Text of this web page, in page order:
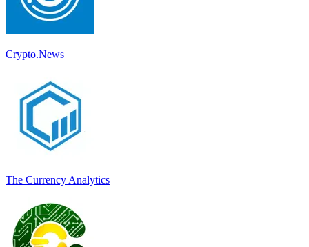
Crypto.News
The Currency Analytics